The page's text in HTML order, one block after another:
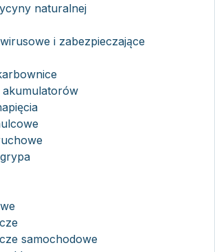
naturalnej
i zabezpieczające
samochodowe